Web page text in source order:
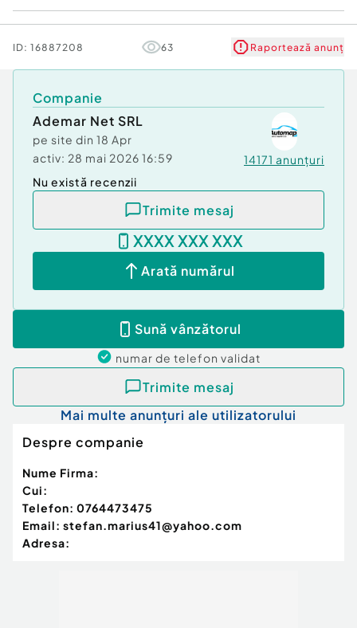
ID: 16887208 63 Raportează anunț
Companie
Ademar Net SRL
pe site din 18 Apr
activ: 28 mai 2026 16:59 14171 anunțuri
Nu există recenzii
Trimite mesaj
XXXX XXX XXX
Arată numărul
Sună vânzătorul
numar de telefon validat
Trimite mesaj
Mai multe anunțuri ale utilizatorului
Despre companie
Nume Firma:
Cui:
Telefon: 0764473475
Email: stefan.marius41@yahoo.com
Adresa: